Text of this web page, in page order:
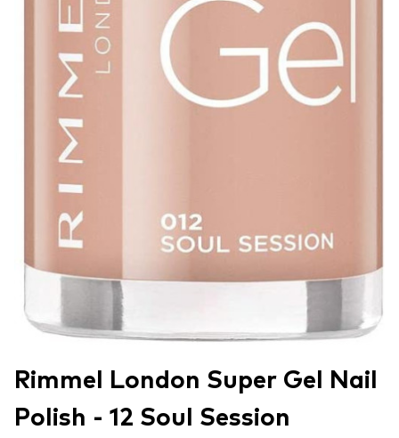
Rimmel London Super Gel Nail
Polish - 12 Soul Session